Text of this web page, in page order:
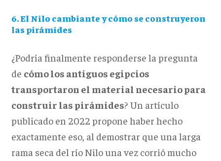
6. El Nilo cambiante y cómo se construyeron
las pirámides
¿Podría finalmente responderse la pregunta
de cómo los antiguos egipcios
transportaron el material necesario para
construir las pirámides? Un artículo
publicado en 2022 propone haber hecho
exactamente eso, al demostrar que una larga
rama seca del río Nilo una vez corrió mucho